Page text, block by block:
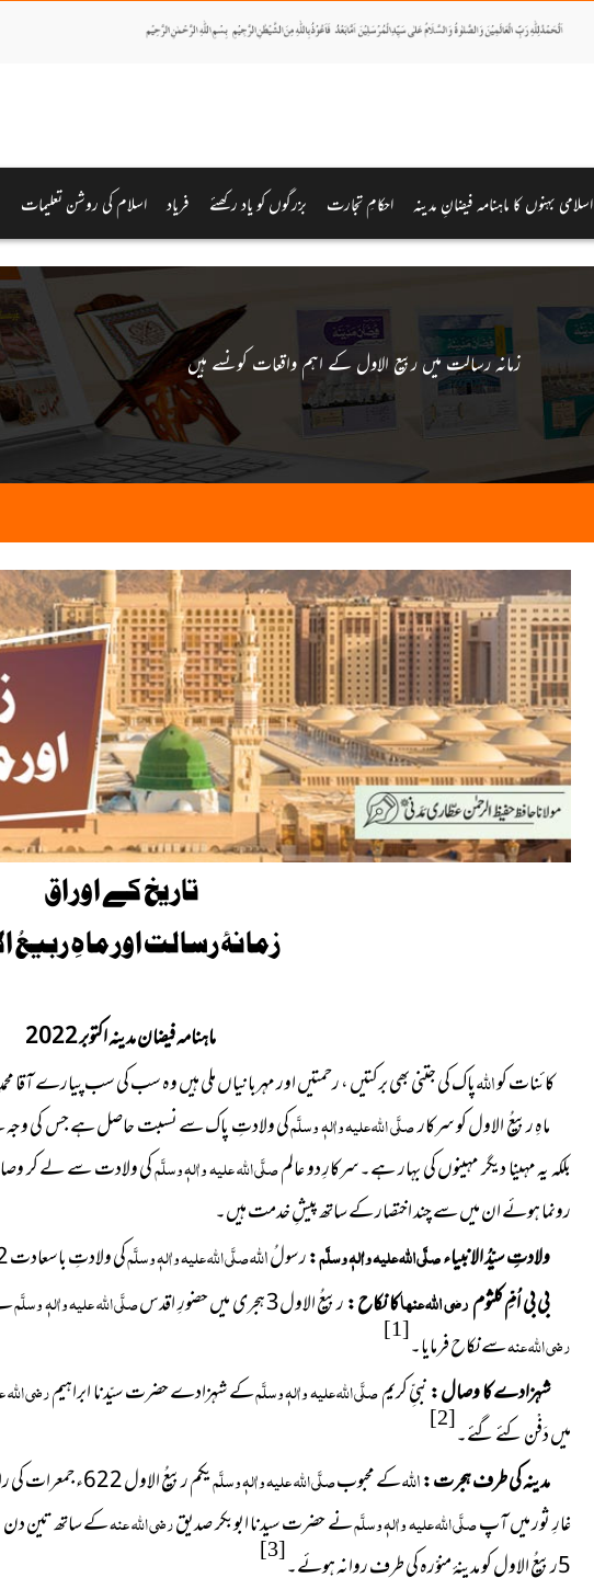
اسلامی بہنوں کا ماہنامہ فیضانِ مدینہ احکامِ تجارت بزرگوں کو یاد رکھئے فریاد اسلام کی روشن تعلیمات
زمانہ رسالت میں ربیع الاول کے اہم واقعات کونسے ہیں
تاریخ کے اوراق
زمانۂ رسالت اور ماہِ ربیعُ
ماہنامہ فیضان مدینہ اکتوبر 2022
کائنات کواللہپاک کی جتنی بھی برکتیں ، رحمتیں اور مہربانیاں ملی ہیں وہ سب کی سب پیارے آقا
ماہِ ربیعُ الاول کو سرکارصلَّی اللہ علیہ واٰلہٖ وسلَّمکی ولادتِ پاک سے نسبت حاصل ہے جس کی وجہ
بلکہ یہ مہینا دیگر مہینوں کی بہار ہے۔سرکارِ دو عالمصلَّی اللہ علیہ واٰلہٖ وسلَّمکی ولادت سے لے کر
رونما ہوئے ان میں سے چند اختصار کے ساتھ پیشِ خدمت ہیں۔
ولادتِ سیّدُ الانبیاءصلَّی اللہ علیہ واٰلہٖ وسلَّم:رسولُاللہصلَّی اللہ علیہ واٰلہٖ وسلَّمکی ولادتِ باسعادت 12 ربیعُ الاول بروز پیر مطابق 20اپریل 571ء کو ہوئی۔
بی بی اُمِّ کلثومرضی اللہ عنہاکا نکاح :ربیعُ الاول3 ہجری میں حضورِ اقدس صلَّی اللہ علیہ واٰلہٖ وسلَّم
رضی اللہ عنہسے نکاح فرمایا۔[1]
شہزادے کا وصال :نبیِّ کریمصلَّی اللہ علیہ واٰلہٖ وسلَّمکے شہزادے حضرت سیّدنا ابراہیمرضی
میں دَفْن کئے گئے۔[2]
مدینہ کی طرف ہجرت :اللہکے محبوبصلَّی اللہ علیہ واٰلہٖ وسلَّم
یکم ربیعُ الاول
غارِ ثور میں آپصلَّی اللہ علیہ واٰلہٖ وسلَّمنے حضرت سیدنا ابوبکر صدیقرضی اللہ عنہکے ساتھ تیندن
5ربیعُ الاول کو مدینۂ منوّرہ کی طرف روانہ ہوئے۔
[3]